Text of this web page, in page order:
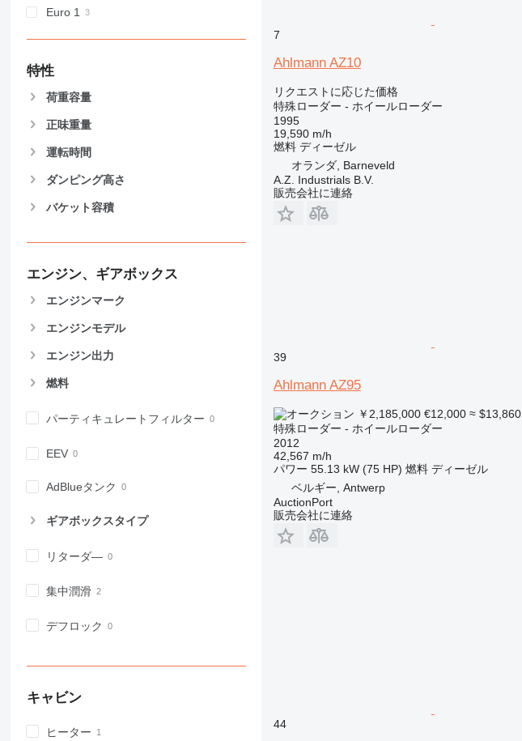
992
IT
NR
Euro 1
特性
荷重容量
正味重量
運転時間
ダンピング高さ
バケット容積
エンジン、ギアボックス
エンジンマーク
エンジンモデル
エンジン出力
燃料
パーティキュレートフィルター
EEV
AdBlueタンク
ギアボックスタイプ
リターダ―
集中潤滑
デフロック
キャビン
ヒーター
7
Ahlmann AZ10
リクエストに応じた価格
特殊ローダー - ホイールローダー
1995
19,590 m/h
燃料 ディーゼル
オランダ, Barneveld
A.Z. Industrials B.V.
販売会社に連絡
39
Ahlmann AZ95
￥2,185,000 €12,000 ≈ $13,860
特殊ローダー - ホイールローダー
2012
42,567 m/h
パワー 55.13 kW (75 HP) 燃料 ディーゼル
ベルギー, Antwerp
AuctionPort
販売会社に連絡
44